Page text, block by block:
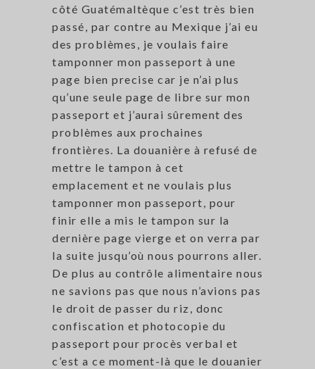
côté Guatémaltèque c’est très bien
passé, par contre au Mexique j’ai eu
des problèmes, je voulais faire
tamponner mon passeport à une
page bien precise car je n’ai plus
qu’une seule page de libre sur mon
passeport et j’aurai sûrement des
problèmes aux prochaines
frontières. La douanière à refusé de
mettre le tampon à cet
emplacement et ne voulais plus
tamponner mon passeport, pour
finir elle a mis le tampon sur la
dernière page vierge et on verra par
la suite jusqu’où nous pourrons aller.
De plus au contrôle alimentaire nous
ne savions pas que nous n’avions pas
le droit de passer du riz, donc
confiscation et photocopie du
passeport pour procès verbal et
c’est a ce moment-là que le douanier